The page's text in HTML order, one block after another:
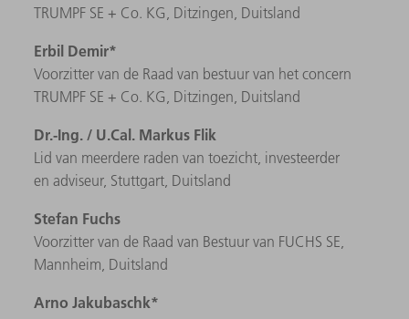
TRUMPF SE + Co. KG, Ditzingen, Duitsland
Erbil Demir*
Voorzitter van de Raad van bestuur van het concern
TRUMPF SE + Co. KG, Ditzingen, Duitsland
Dr.-Ing. / U.Cal. Markus Flik
Lid van meerdere raden van toezicht, investeerder
en adviseur, Stuttgart, Duitsland
Stefan Fuchs
Voorzitter van de Raad van Bestuur van FUCHS SE,
Mannheim, Duitsland
Arno Jakubaschk*